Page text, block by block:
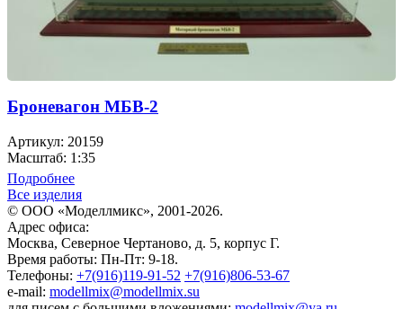
Броневагон МБВ-2
Артикул: 20159
Масштаб: 1:35
Подробнее
Все изделия
© ООО «Моделлмикс», 2001-2026.
Адрес офиса:
Москва, Северное Чертаново, д. 5, корпус Г.
Время работы: Пн-Пт: 9-18.
Телефоны: +7(916)119-91-52 +7(916)806-53-67
e-mail: modellmix@modellmix.su